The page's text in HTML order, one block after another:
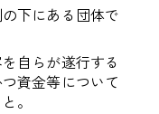
下にある団体で
自らが遂行する
資金等について
。